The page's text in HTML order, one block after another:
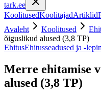
tark.ee
KoolitusedKoolitajadArtiklid
Avaleht
Koolitused
õiguslikud alused (3,8 TP)
EhitusEhitusseadused ja -
Merre ehitamise
alused (3,8 TP)